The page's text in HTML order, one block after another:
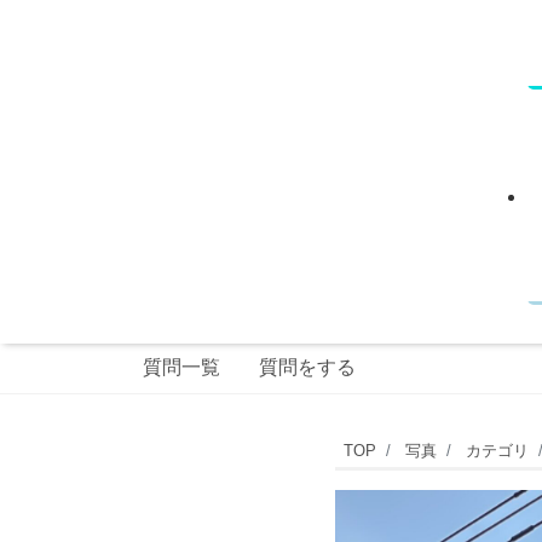
質問一覧 質問をする
Enzo
Tre（エ
TOP 写真 カテゴリ